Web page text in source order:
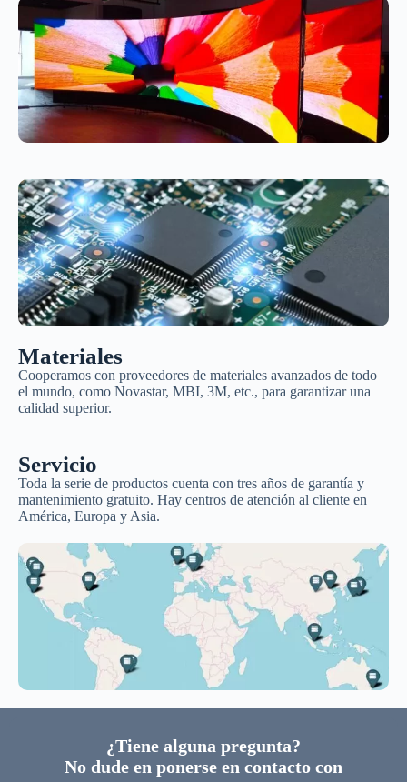
Materiales
Cooperamos con proveedores de materiales avanzados de todo
el mundo, como Novastar, MBI, 3M, etc., para garantizar una
calidad superior.
Servicio
Toda la serie de productos cuenta con tres años de garantía y
mantenimiento gratuito. Hay centros de atención al cliente en
América, Europa y Asia.
¿Tiene alguna pregunta?
No dude en ponerse en contacto con